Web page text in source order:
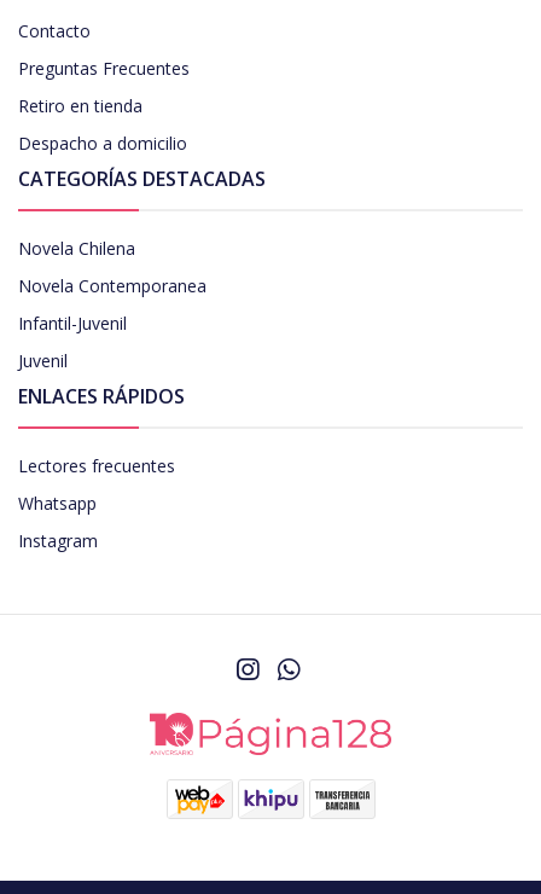
Contacto
Preguntas Frecuentes
Retiro en tienda
Despacho a domicilio
CATEGORÍAS DESTACADAS
Novela Chilena
Novela Contemporanea
Infantil-Juvenil
Juvenil
ENLACES RÁPIDOS
Lectores frecuentes
Whatsapp
Instagram